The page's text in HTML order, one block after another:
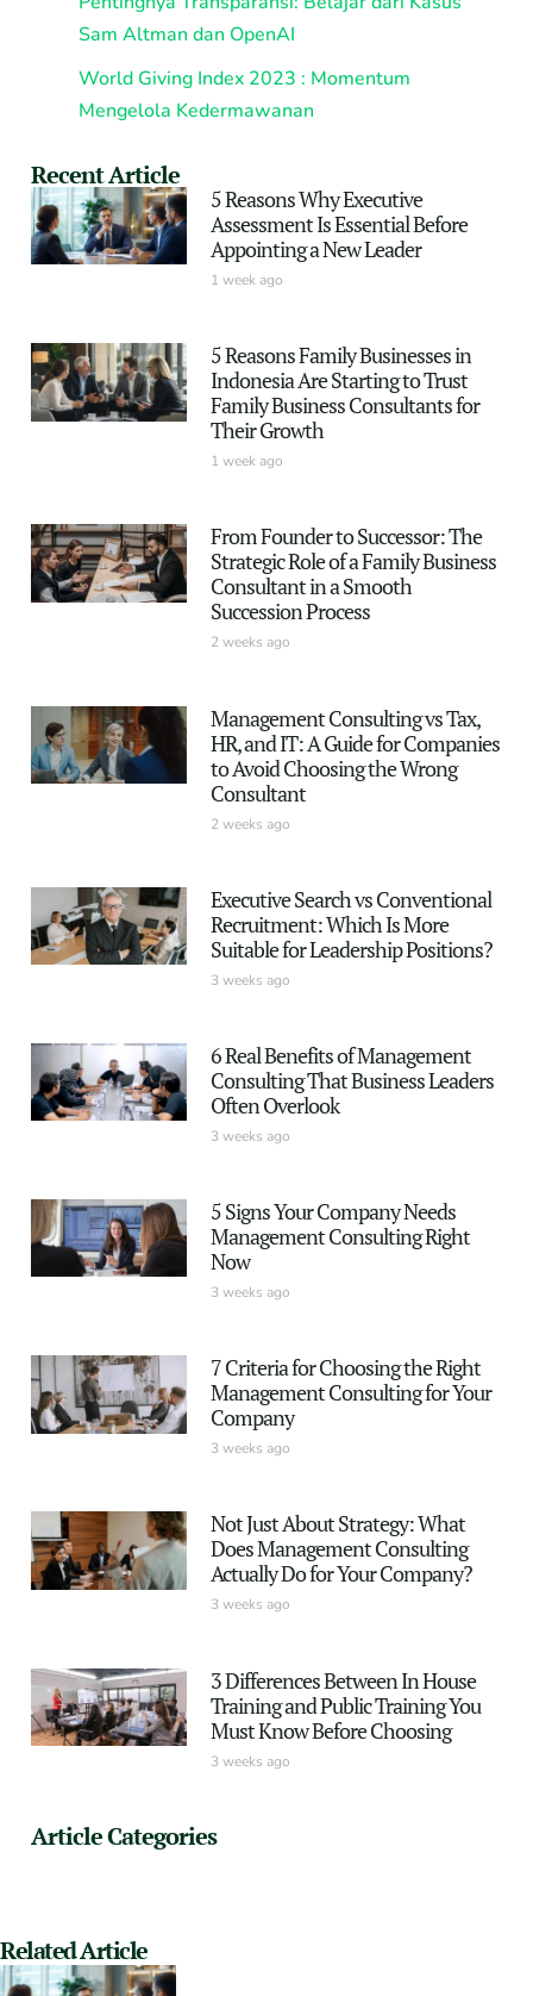
Sam Altman dan OpenAI
World Giving Index 2023 : Momentum
Mengelola Kedermawanan
Recent Article
5 Reasons Why Executive
Assessment Is Essential Before
Appointing a New Leader
1 week ago
5 Reasons Family Businesses in
Indonesia Are Starting to Trust
Family Business Consultants for
Their Growth
1 week ago
From Founder to Successor: The
Strategic Role of a Family Business
Consultant in a Smooth
Succession Process
2 weeks ago
Management Consulting vs Tax,
HR, and IT: A Guide for Companies
to Avoid Choosing the Wrong
Consultant
2 weeks ago
Executive Search vs Conventional
Recruitment: Which Is More
Suitable for Leadership Positions?
3 weeks ago
6 Real Benefits of Management
Consulting That Business Leaders
Often Overlook
3 weeks ago
5 Signs Your Company Needs
Management Consulting Right
Now
3 weeks ago
7 Criteria for Choosing the Right
Management Consulting for Your
Company
3 weeks ago
Not Just About Strategy: What
Does Management Consulting
Actually Do for Your Company?
3 weeks ago
3 Differences Between In House
Training and Public Training You
Must Know Before Choosing
3 weeks ago
Article Categories
Related Article